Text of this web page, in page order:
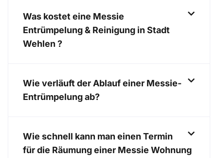
Was kostet eine Messie
Entrümpelung & Reinigung in Stadt
Wehlen ?
Wie verläuft der Ablauf einer Messie-
Entrümpelung ab?
Wie schnell kann man einen Termin
für die Räumung einer Messie Wohnung